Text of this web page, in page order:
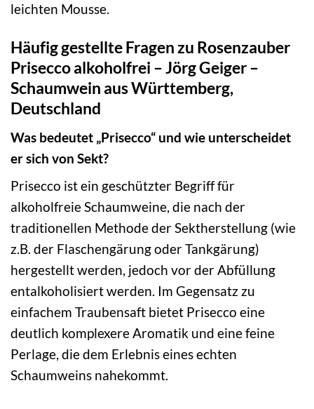
leichten Mousse.
Häufig gestellte Fragen zu Rosenzauber
Prisecco alkoholfrei – Jörg Geiger –
Schaumwein aus Württemberg,
Deutschland
Was bedeutet „Prisecco“ und wie unterscheidet
er sich von Sekt?
Prisecco ist ein geschützter Begriff für
alkoholfreie Schaumweine, die nach der
traditionellen Methode der Sektherstellung (wie
z.B. der Flaschengärung oder Tankgärung)
hergestellt werden, jedoch vor der Abfüllung
entalkoholisiert werden. Im Gegensatz zu
einfachem Traubensaft bietet Prisecco eine
deutlich komplexere Aromatik und eine feine
Perlage, die dem Erlebnis eines echten
Schaumweins nahekommt.